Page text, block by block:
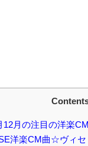
12月の注目の洋楽
洋楽CM曲☆ヴィ